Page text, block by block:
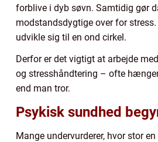
forblive i dyb søvn. Samtidig gør
modstandsdygtige over for
udvikle sig til en ond cirkel.
Derfor er det vigtigt at arbejde
og stresshåndtering – ofte
end man tror.
Psykisk sundhed
Mange undervurderer, hvor stor